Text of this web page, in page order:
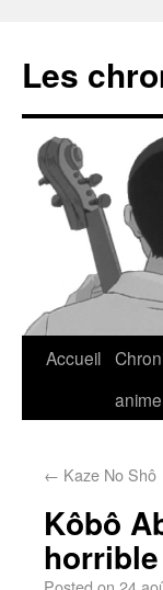
Les
Accueil
anime
← Kaze No Shô
Kôbô